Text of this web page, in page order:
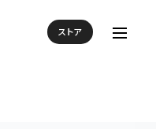
ストア